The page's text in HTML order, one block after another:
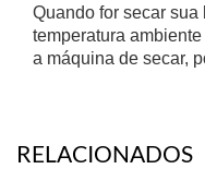
Quando for secar
temperatura
a máquina de secar,
RELACIONADOS